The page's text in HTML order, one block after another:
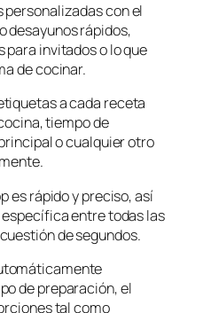
con el
desayunos rápidos,
para invitados o lo que
de cocinar.
a cada receta
tiempo de
o cualquier otro
es rápido y preciso, así
entre todas las
de segundos.
de preparación, el
tal como